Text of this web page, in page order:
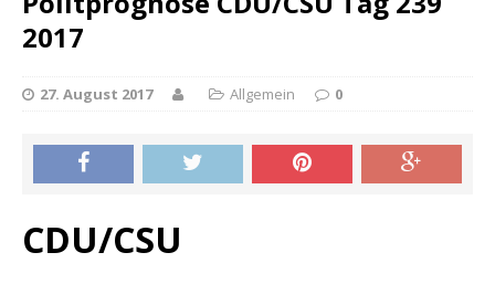
2017
27. August 2017 Allgemein 0
CDU/CSU